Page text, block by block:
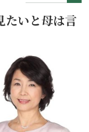
たいと母は言